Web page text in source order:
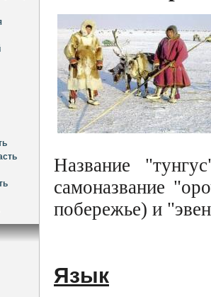
Название
самоназвание
побережье) и
Язык